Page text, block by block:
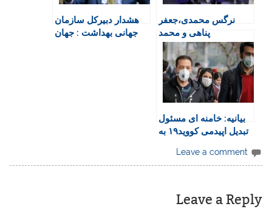
n
e
n
d
نرگس محمدی،جعفر
پناهی و محمد
رسول‌اف: رهبر ایران
باید پاسخگوی مرگ‌
شهروندان بر اثر کرونا
باشد
هشدار دبیرکل سازمان
جهانی بهداشت : جهان
بیانیه: خامنه ای مسئول
تبدیل اپیدمی کووید۱۹ به
Leave a comment
Leave a Reply